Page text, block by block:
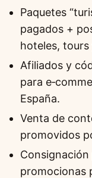
Paquetes
pagados +
hoteles, tours
Afiliados y
para
España.
Venta de
promovidos
promocionas